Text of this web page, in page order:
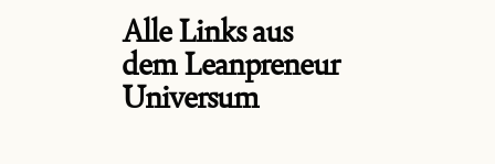
Alle Links aus
dem Leanpreneur
Universum